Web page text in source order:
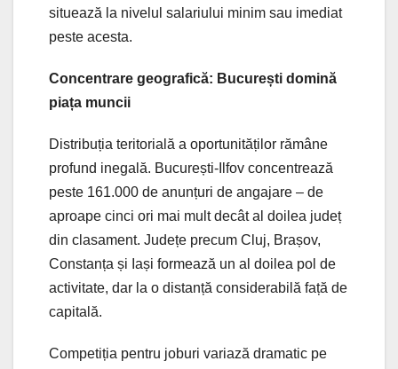
situează la nivelul salariului minim sau imediat
peste acesta.
Concentrare geografică: București domină
piața muncii
Distribuția teritorială a oportunităților rămâne
profund inegală. București-Ilfov concentrează
peste 161.000 de anunțuri de angajare – de
aproape cinci ori mai mult decât al doilea județ
din clasament. Județe precum Cluj, Brașov,
Constanța și Iași formează un al doilea pol de
activitate, dar la o distanță considerabilă față de
capitală.
Competiția pentru joburi variază dramatic pe